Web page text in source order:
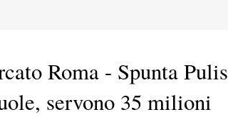
Roma - Spunta
servono 35 milioni